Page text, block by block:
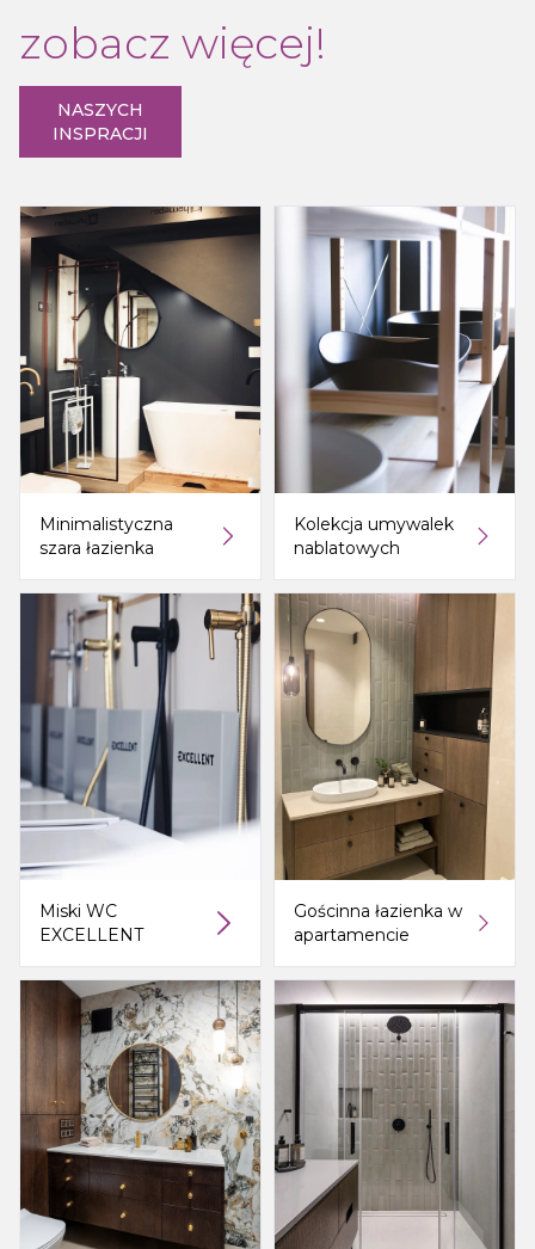
zobacz więcej!
NASZYCH
INSPRACJI
Minimalistyczna
szara łazienka
Kolekcja umywalek
nablatowych
Miski WC
EXCELLENT
Gościnna łazienka w
apartamencie